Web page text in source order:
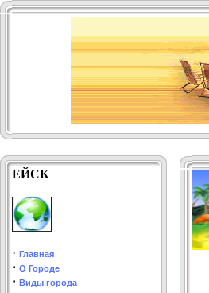
ЕЙСК
· Главная
· О Городе
· Виды города